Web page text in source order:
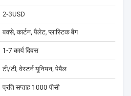
2-3USD
बक्से, कार्टन, पैलेट, प्लास्टिक बैग
1-7 कार्य दिवस
टी/टी, वेस्टर्न यूनियन, पेपैल
प्रति सप्ताह 1000 पीसी